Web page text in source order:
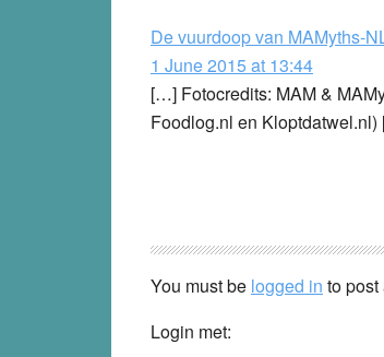
De vuurdoop van MAMyths-
1 June 2015 at 13:44
[…] Fotocredits: MAM &
Foodlog.nl en
You must be logged in to post
Login met: